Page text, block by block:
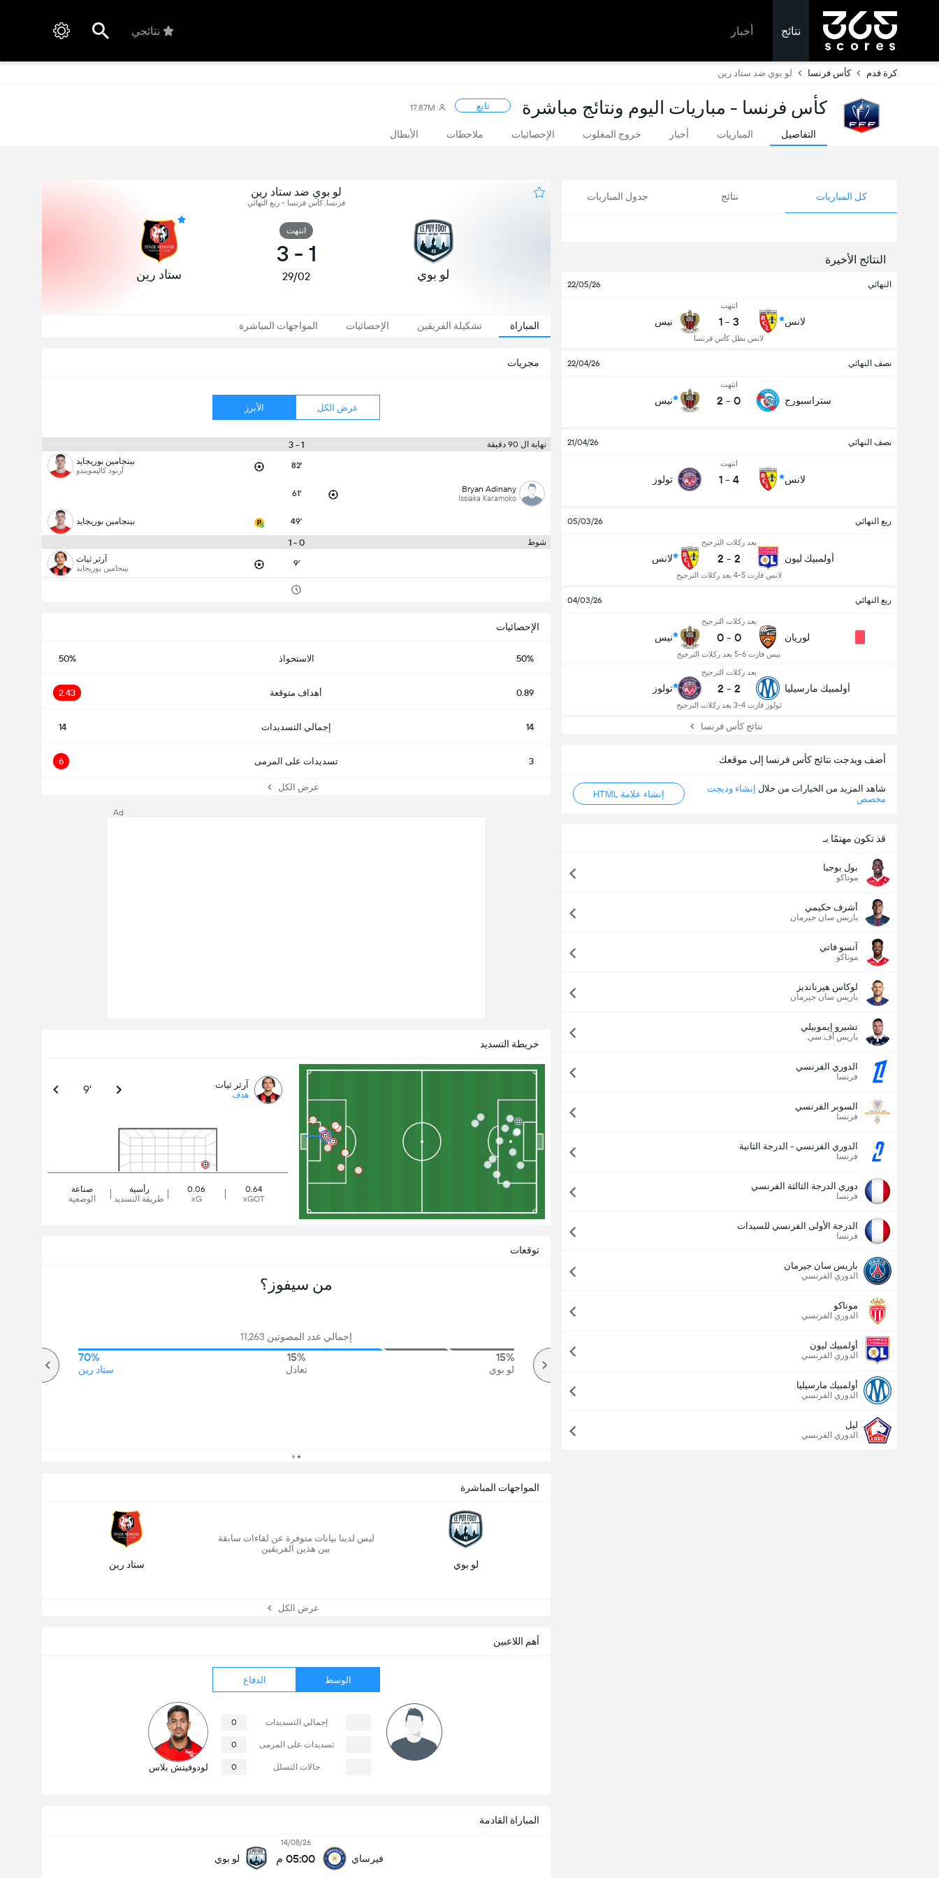
نتائج أخبار نتائجي
كرة قدم كأس فرنسا لو بوي ضد ستاد رين
كأس فرنسا - مباريات اليوم ونتائج مباشرة تابع 17.87M
التفاصيل المباريات أخبار خروج المغلوب الإحصائيات ملاحظات الأبطال
كل المباريات نتائج جدول المباريات
النتائج الأخيرة
النهائي 22/05/26
لانس
انتهت
3
-
1
لانس بطل كأس فرنسا
نيس
نصف النهائي 22/04/26
ستراسبورج
انتهت
0
-
2 نيس
نصف النهائي 21/04/26
لانس
انتهت
4
-
1 تولوز
ربع النهائي 05/03/26
أولمبيك ليون
بعد ركلات الترجيح
2
-
2
لانس فازت 5-4 بعد ركلات الترجيح
لانس
ربع النهائي 04/03/26
لوريان
بعد ركلات الترجيح
0
-
0
نيس فازت 6-5 بعد ركلات الترجيح
نيس
أولمبيك مارسيليا
بعد ركلات الترجيح
2
-
2
تولوز فازت 4-3 بعد ركلات الترجيح
تولوز
نتائج كأس فرنسا
أضف ويدجت نتائج كأس فرنسا إلى موقعك
شاهد المزيد من الخيارات من خلال إنشاء وديجت
مخصص
إنشاء علامة HTML
قد تكون مهتمًا بـ
بول بوجبا
موناكو
أشرف حكيمي
باريس سان جيرمان
آنسو فاتي
موناكو
لوكاس هيرنانديز
باريس سان جيرمان
تشيرو إيموبيلي
باريس أف.سي.
الدوري الفرنسي
فرنسا
السوبر الفرنسي
فرنسا
الدوري الفرنسي - الدرجة الثانية
فرنسا
دوري الدرجة الثالثة الفرنسي
فرنسا
الدرجة الأولى الفرنسي للسيدات
فرنسا
باريس سان جيرمان
الدوري الفرنسي
موناكو
الدوري الفرنسي
أولمبيك ليون
الدوري الفرنسي
أولمبيك مارسيليا
الدوري الفرنسي
ليل
الدوري الفرنسي
لو بوي ضد ستاد رين
فرنسا, كأس فرنسا - ربع النهائي
لو بوي
انتهت
1
-
3
29/02 ستاد رين
المباراة تشكيلة الفريقين الإحصائيات المواجهات المباشرة
مجريات
عرض الكل الأبرز
نهاية ال 90 دقيقة 1 - 3
82' بينجامين بوريجايد
أرنود كاليمويندو
Bryan Adinany
Issiaka Karamoko
61'
49' بينجامين بوريجايد
شوط 0 - 1
9' آرثر ثيات
بينجامين بوريجايد
المباراة القادمة
فيرساي
14/08/26
05:00 م لو بوي
أهم اللاعبين
الوسط الدفاع
إجمالي التسديدات 0
تسديدات على المرمى 0
حالات التسلل 0 لودوفيتش بلاس
الإحصائيات
50% الاستحواذ 50%
0.89 أهداف متوقعة 2.43
14 إجمالي التسديدات 14
3 تسديدات على المرمى 6
عرض الكل
خريطة التسديد
آرثر ثيات
هدف 9'
صناعة
الوضعية
رأسية
طريقة التسديد
0.06
xG
0.64
xGOT
توقعات
من سيفوز؟
إجمالي عدد المصوتين 11,263
15%
لو بوي
15%
تعادل
70%
ستاد رين
عدد الاهداف (2.5)
المواجهات المباشرة
لو بوي
ليس لدينا بيانات متوفرة عن لقاءات سابقة
بين هذين الفريقين
ستاد رين
عرض الكل
Ad